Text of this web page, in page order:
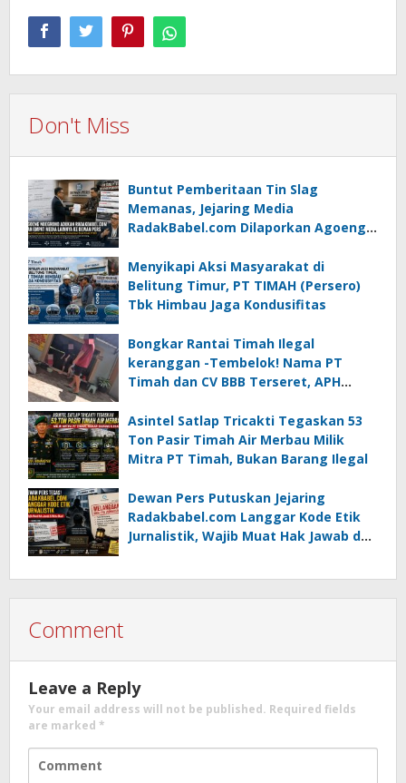
Don't Miss
Buntut Pemberitaan Tin Slag
Memanas, Jejaring Media
RadakBabel.com Dilaporkan Agoeng
Menyikapi Aksi Masyarakat di
Belitung Timur, PT TIMAH (Persero)
Tbk Himbau Jaga Kondusifitas
Bongkar Rantai Timah Ilegal
keranggan -Tembelok! Nama PT
Timah dan CV BBB Terseret, APH
Asintel Satlap Tricakti Tegaskan 53
Ton Pasir Timah Air Merbau Milik
Mitra PT Timah, Bukan Barang Ilegal
Dewan Pers Putuskan Jejaring
Radakbabel.com Langgar Kode Etik
Jurnalistik, Wajib Muat Hak Jawab dan
Comment
Leave a Reply
Your email address will not be published. Required fields
are marked *